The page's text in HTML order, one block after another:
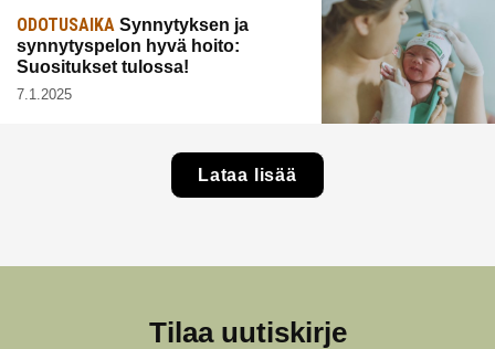
ODOTUSAIKA Synnytyksen ja
synnytyspelon hyvä hoito:
Suositukset tulossa!
7.1.2025
Lataa lisää
Tilaa uutiskirje